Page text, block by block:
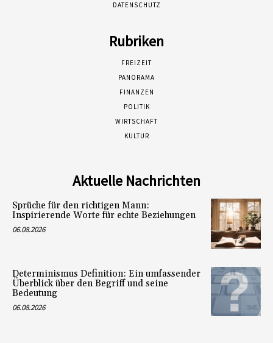
DATENSCHUTZ
Rubriken
FREIZEIT
PANORAMA
FINANZEN
POLITIK
WIRTSCHAFT
KULTUR
Aktuelle Nachrichten
Sprüche für den richtigen Mann:
Inspirierende Worte für echte Beziehungen
06.08.2026
Determinismus Definition: Ein umfassender
Überblick über den Begriff und seine
Bedeutung
06.08.2026